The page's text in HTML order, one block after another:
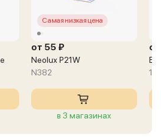
Самая низкая цена
от 55 ₽
Neolux P21W
N382
в 3 магазинах